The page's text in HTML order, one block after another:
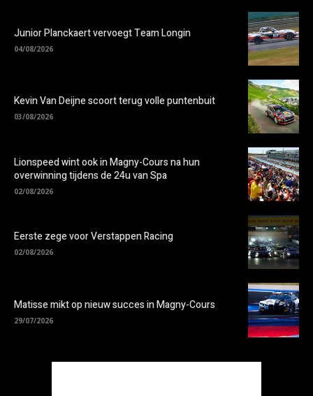
Junior Planckaert vervoegt Team Longin
04/08/2026
Kevin Van Deijne scoort terug volle puntenbuit
03/08/2026
Lionspeed wint ook in Magny-Cours na hun
overwinning tijdens de 24u van Spa
02/08/2026
Eerste zege voor Verstappen Racing
02/08/2026
Matisse mikt op nieuw succes in Magny-Cours
29/07/2026